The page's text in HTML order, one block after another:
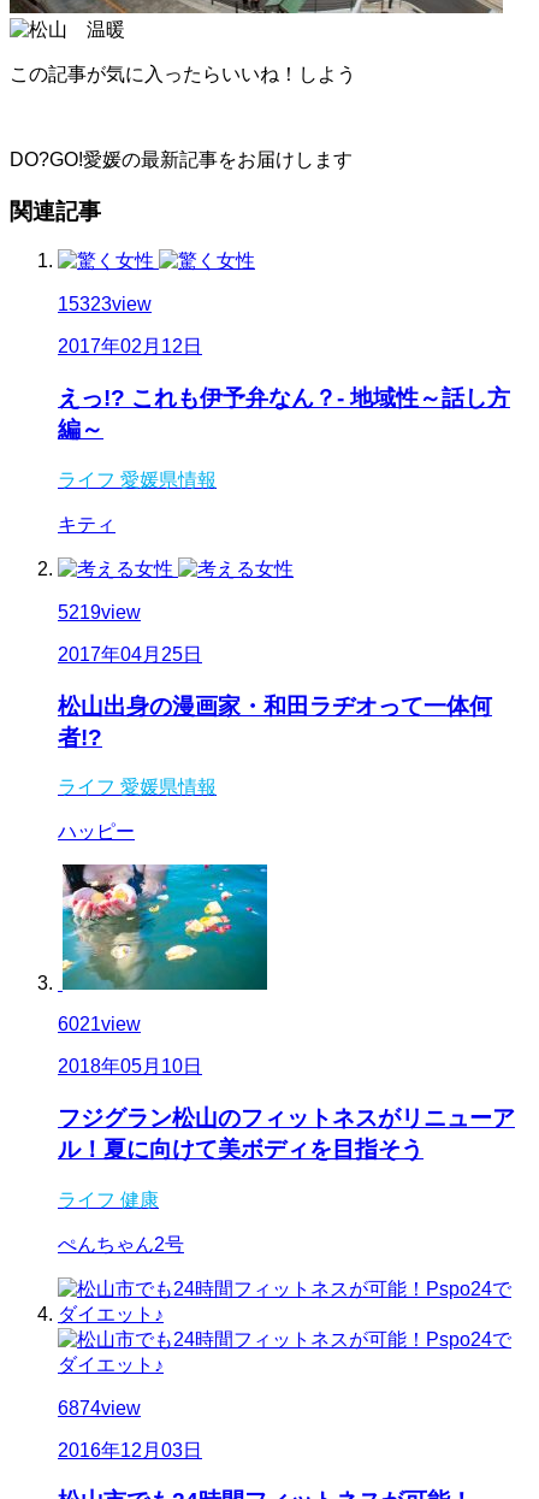
この記事が気に入ったらいいね！しよう
DO?GO!愛媛の最新記事をお届けします
関連記事
15323view
2017年02月12日
えっ!? これも伊予弁なん？- 地域性～話し方
編～
ライフ 愛媛県情報
キティ
5219view
2017年04月25日
松山出身の漫画家・和田ラヂオって一体何
者!?
ライフ 愛媛県情報
ハッピー
6021view
2018年05月10日
フジグラン松山のフィットネスがリニューア
ル！夏に向けて美ボディを目指そう
ライフ 健康
ぺんちゃん2号
6874view
2016年12月03日